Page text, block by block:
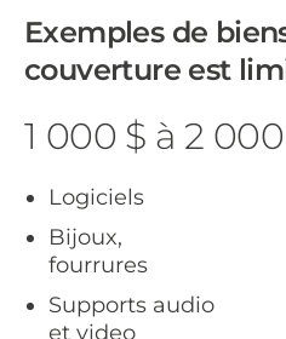
Exemples de
couverture est
1 000 $ à 2
Logiciels
Bijoux,
fourrures
Supports audio
et video